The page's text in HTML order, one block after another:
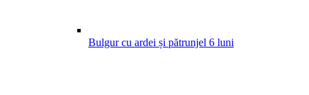
Bulgur cu ardei și pătrunjel 6 luni